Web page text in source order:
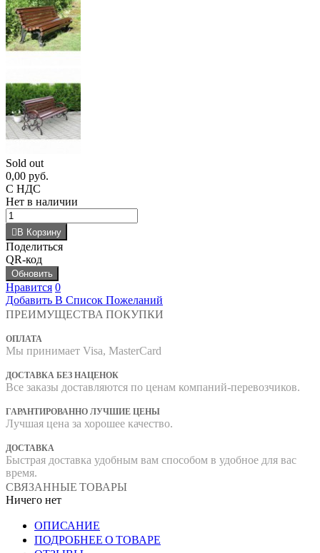
Sold out
0,00 руб.
С НДС
Нет в наличии
В Корзину
Поделиться
QR-код
Нравится 0
Добавить В Список Пожеланий
ПРЕИМУЩЕСТВА ПОКУПКИ
ОПЛАТА
Мы принимает Visa, MasterCard
ДОСТАВКА БЕЗ НАЦЕНОК
Все заказы доставляются по ценам компаний-перевозчиков.
ГАРАНТИРОВАННО ЛУЧШИЕ ЦЕНЫ
Лучшая цена за хорошее качество.
ДОСТАВКА
Быстрая доставка удобным вам способом в удобное для вас
время.
СВЯЗАННЫЕ ТОВАРЫ
Ничего нет
ОПИСАНИЕ
ПОДРОБНЕЕ О ТОВАРЕ